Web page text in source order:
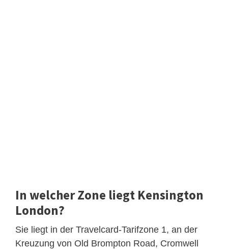
In welcher Zone liegt Kensington
London?
Sie liegt in der Travelcard-Tarifzone 1, an der
Kreuzung von Old Brompton Road, Cromwell